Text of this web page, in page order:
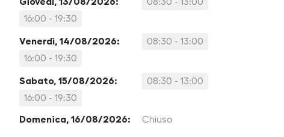
16:00 - 19:30
Venerdì, 14/08/2026:
08:30 - 13:00
16:00 - 19:30
Sabato, 15/08/2026:
08:30 - 13:00
16:00 - 19:30
Domenica, 16/08/2026: Chiuso